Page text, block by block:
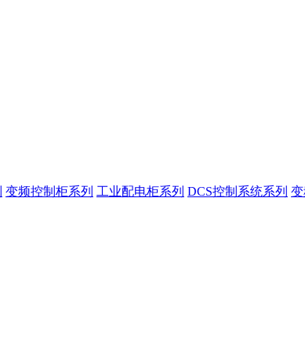
变频控制柜系列 工业配电柜系列 DCS控制系统系列